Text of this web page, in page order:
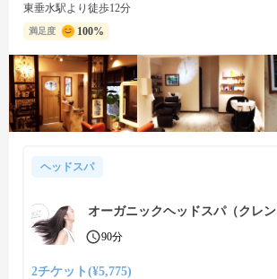
東垂水駅より徒歩12分
満足度 100%
ヘッドスパ
オーガニックヘッドスパ（クレン
90分
2チケット(¥5,775)